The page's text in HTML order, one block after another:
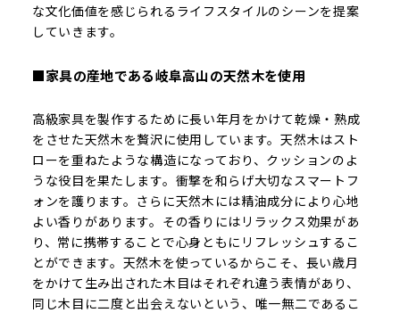
な文化価値を感じられるライフスタイルのシーンを提案
していきます。
■家具の産地である岐阜高山の天然木を使用
高級家具を製作するために長い年月をかけて乾燥・熟成
をさせた天然木を贅沢に使用しています。天然木はスト
ローを重ねたような構造になっており、クッションのよ
うな役目を果たします。衝撃を和らげ大切なスマートフ
ォンを護ります。さらに天然木には精油成分により心地
よい香りがあります。その香りにはリラックス効果があ
り、常に携帯することで心身ともにリフレッシュするこ
とができます。天然木を使っているからこそ、長い歳月
をかけて生み出された木目はそれぞれ違う表情があり、
同じ木目に二度と出会えないという、唯一無二であるこ